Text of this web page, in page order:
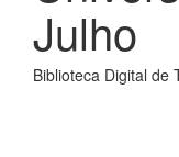
Julho
Biblioteca Digital de